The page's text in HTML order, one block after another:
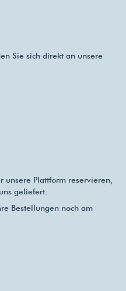
Sie sich direkt an unsere
unsere Plattform reservieren,
geliefert.
Bestellungen noch am